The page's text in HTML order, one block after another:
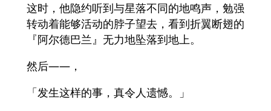
这时，他隐约听到与星落不同的地鸣声，勉强
转动着能够活动的脖子望去，看到折翼断翅的
『阿尔德巴兰』无力地坠落到地上。
然后——，
「发生这样的事，真令人遗憾。」